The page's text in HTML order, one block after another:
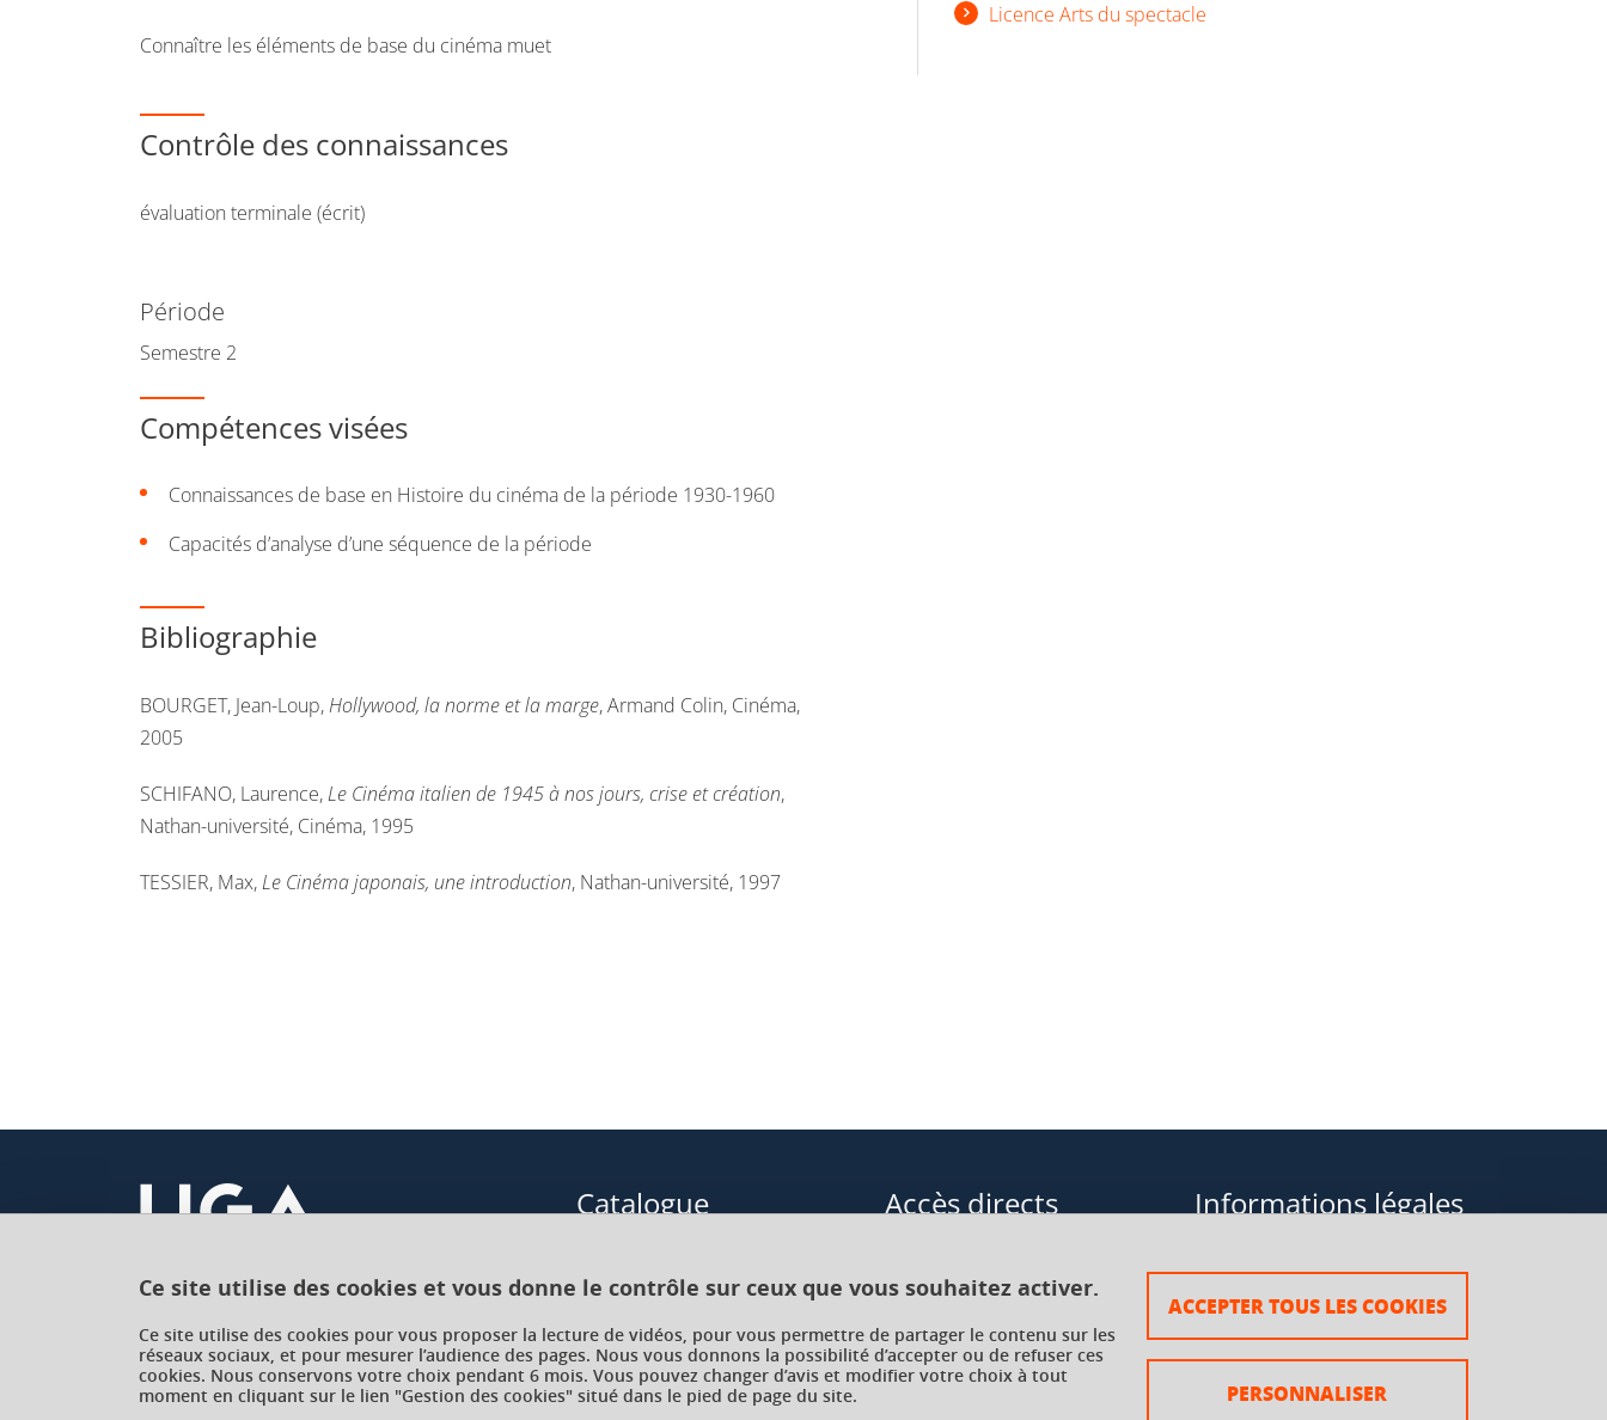
Ce site utilise des cookies et vous donne le contrôle sur ceux que vous souhaitez activer.
Ce site utilise des cookies pour vous proposer la lecture de vidéos, pour vous permettre de partager le contenu sur les
réseaux sociaux, et pour mesurer l’audience des pages. Nous vous donnons la possibilité d’accepter ou de refuser ces
cookies. Nous conservons votre choix pendant 6 mois. Vous pouvez changer d’avis et modifier votre choix à tout
moment en cliquant sur le lien "Gestion des cookies" situé dans le pied de page du site.
ACCEPTER TOUS LES COOKIES
PERSONNALISER
Connaître les éléments de base du cinéma muet
Contrôle des connaissances
évaluation terminale (écrit)
Période
Semestre 2
Compétences visées
Connaissances de base en Histoire du cinéma de la période 1930-1960
Capacités d’analyse d’une séquence de la période
Bibliographie
BOURGET, Jean-Loup,Hollywood, la norme et la marge, Armand Colin, Cinéma,
2005
SCHIFANO, Laurence,Le Cinéma italien de 1945 à nos jours, crise et création,
Nathan-université, Cinéma, 1995
TESSIER, Max,Le Cinéma japonais, une introduction, Nathan-université, 1997
Licence Arts du spectacle
Université Grenoble Alpes
621 avenue Centrale
38400 Saint-Martin-d'Hères
France
Catalogue
Formations courtes
Recherche par facultés, écoles,
Accès directs
Enseignements transversaux à
choix (ETC)
Informations légales
Plan du site
Mentions légales
Crédits